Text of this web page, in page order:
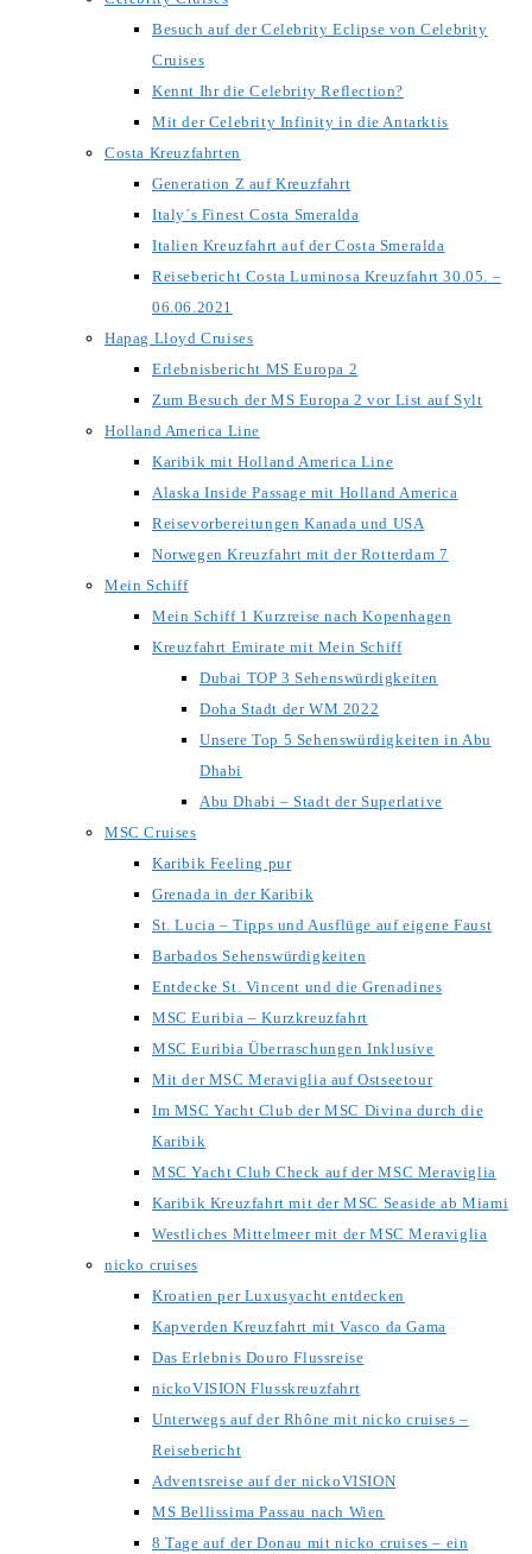
Besuch auf der Celebrity Eclipse von Celebrity
Cruises
Kennt Ihr die Celebrity Reflection?
Mit der Celebrity Infinity in die Antarktis
Costa Kreuzfahrten
Generation Z auf Kreuzfahrt
Italy´s Finest Costa Smeralda
Italien Kreuzfahrt auf der Costa Smeralda
Reisebericht Costa Luminosa Kreuzfahrt 30.05. –
06.06.2021
Hapag Lloyd Cruises
Erlebnisbericht MS Europa 2
Zum Besuch der MS Europa 2 vor List auf Sylt
Holland America Line
Karibik mit Holland America Line
Alaska Inside Passage mit Holland America
Reisevorbereitungen Kanada und USA
Norwegen Kreuzfahrt mit der Rotterdam 7
Mein Schiff
Mein Schiff 1 Kurzreise nach Kopenhagen
Kreuzfahrt Emirate mit Mein Schiff
Dubai TOP 3 Sehenswürdigkeiten
Doha Stadt der WM 2022
Unsere Top 5 Sehenswürdigkeiten in Abu
Dhabi
Abu Dhabi – Stadt der Superlative
MSC Cruises
Karibik Feeling pur
Grenada in der Karibik
St. Lucia – Tipps und Ausflüge auf eigene Faust
Barbados Sehenswürdigkeiten
Entdecke St. Vincent und die Grenadines
MSC Euribia – Kurzkreuzfahrt
MSC Euribia Überraschungen Inklusive
Mit der MSC Meraviglia auf Ostseetour
Im MSC Yacht Club der MSC Divina durch die
Karibik
MSC Yacht Club Check auf der MSC Meraviglia
Karibik Kreuzfahrt mit der MSC Seaside ab Miami
Westliches Mittelmeer mit der MSC Meraviglia
nicko cruises
Kroatien per Luxusyacht entdecken
Kapverden Kreuzfahrt mit Vasco da Gama
Das Erlebnis Douro Flussreise
nickoVISION Flusskreuzfahrt
Unterwegs auf der Rhône mit nicko cruises –
Reisebericht
Adventsreise auf der nickoVISION
MS Bellissima Passau nach Wien
8 Tage auf der Donau mit nicko cruises – ein